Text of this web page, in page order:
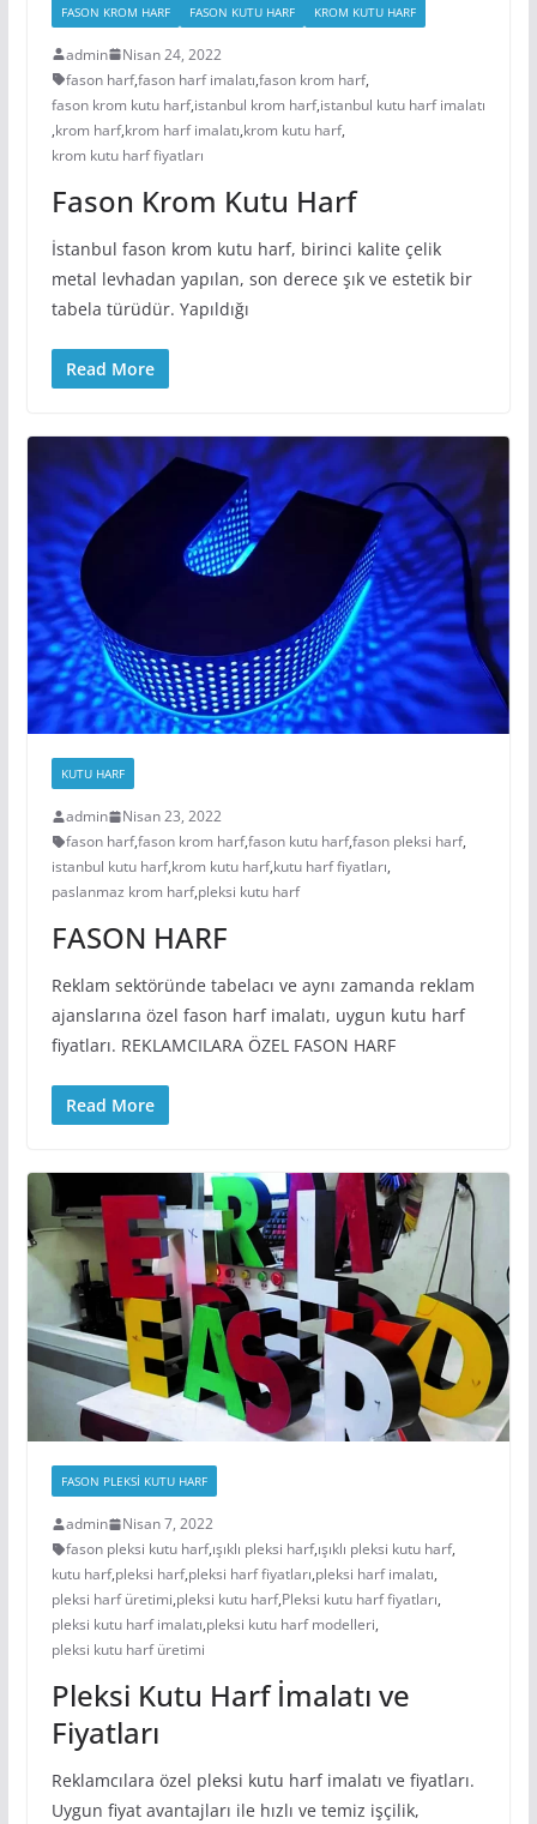
FASON KROM HARF FASON KUTU HARF KROM KUTU HARF
admin
Nisan 24, 2022
fason harf,fason harf imalatı,fason krom harf,
fason krom kutu harf,istanbul krom harf,istanbul kutu harf imalatı
,krom harf,krom harf imalatı,krom kutu harf,
krom kutu harf fiyatları
Fason Krom Kutu Harf
İstanbul fason krom kutu harf, birinci kalite çelik
metal levhadan yapılan, son derece şık ve estetik bir
tabela türüdür. Yapıldığı
Read More
KUTU HARF
admin
Nisan 23, 2022
fason harf,fason krom harf,fason kutu harf,fason pleksi harf,
istanbul kutu harf,krom kutu harf,kutu harf fiyatları,
paslanmaz krom harf,pleksi kutu harf
FASON HARF
Reklam sektöründe tabelacı ve aynı zamanda reklam
ajanslarına özel fason harf imalatı, uygun kutu harf
fiyatları. REKLAMCILARA ÖZEL FASON HARF
Read More
FASON PLEKSİ KUTU HARF
admin
Nisan 7, 2022
fason pleksi kutu harf,ışıklı pleksi harf,ışıklı pleksi kutu harf,
kutu harf,pleksi harf,pleksi harf fiyatları,pleksi harf imalatı,
pleksi harf üretimi,pleksi kutu harf,Pleksi kutu harf fiyatları,
pleksi kutu harf imalatı,pleksi kutu harf modelleri,
pleksi kutu harf üretimi
Pleksi Kutu Harf İmalatı ve
Fiyatları
Reklamcılara özel pleksi kutu harf imalatı ve fiyatları.
Uygun fiyat avantajları ile hızlı ve temiz işçilik,